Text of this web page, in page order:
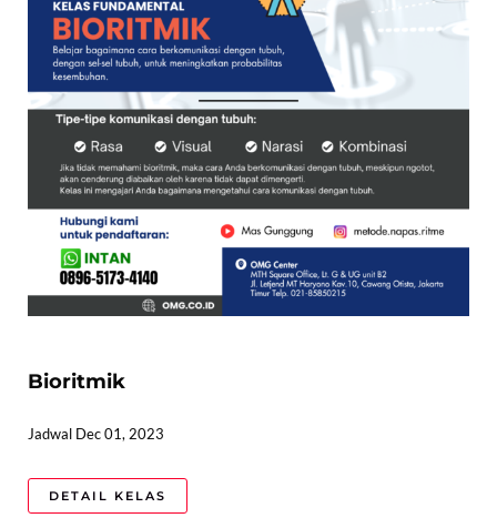
Bioritmik
Jadwal Dec 01, 2023
DETAIL KELAS